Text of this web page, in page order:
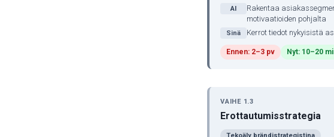
AI
Rakentaa
motivaatioiden pohjalta
Sinä Kerrot tiedot nykyisistä
Ennen: 2–3 pv Nyt: 10–20
VAIHE 1.3
Erottautumisstrategia